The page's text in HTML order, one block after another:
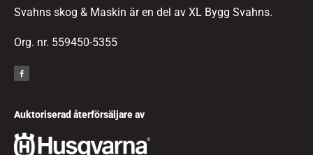
Svahns skog & Maskin är en del av XL Bygg Svahns.
Org. nr. 559450-5355
Auktoriserad återförsäljare av